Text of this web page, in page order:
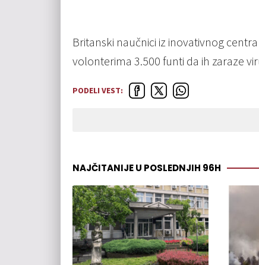
Britanski naučnici iz inovativnog
volonterima 3.500 funti da ih zaraze
PODELI VEST:
NAJČITANIJE U POSLEDNJIH 96H